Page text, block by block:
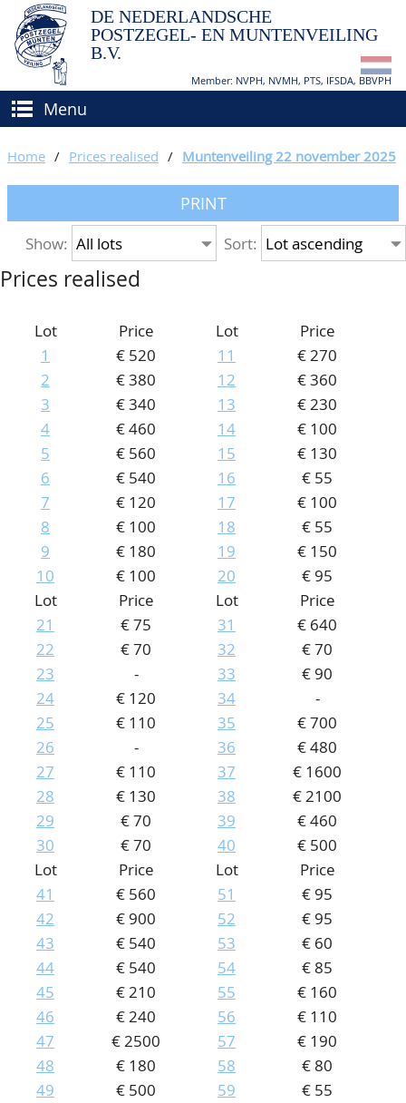
DE NEDERLANDSCHE
POSTZEGEL- EN MUNTENVEILING
B.V.
Member: NVPH, NVMH, PTS, IFSDA, BBVPH
Menu
BUY AND SELL
How to sell?
How to buy?
Conditions
BIDDING
APPRAISALS
CATALOGUE/RESULTS
GRADING
CALENDAR
ABOUT US
Our Team
80 Years NPV
CONTACT
ACCOUNT
Home / Prices realised / Muntenveiling 22 november 2025
PRINT
Show: Sort:
Prices realised
Lot
Price
1
€ 520
2
€ 380
3
€ 340
4
€ 460
5
€ 560
6
€ 540
7
€ 120
8
€ 100
9
€ 180
10
€ 100
Lot
Price
11
€ 270
12
€ 360
13
€ 230
14
€ 100
15
€ 130
16
€ 55
17
€ 100
18
€ 55
19
€ 150
20
€ 95
Lot
Price
21
€ 75
22
€ 70
23
-
24
€ 120
25
€ 110
26
-
27
€ 110
28
€ 130
29
€ 70
30
€ 70
Lot
Price
31
€ 640
32
€ 70
33
€ 90
34
-
35
€ 700
36
€ 480
37
€ 1600
38
€ 2100
39
€ 460
40
€ 500
Lot
Price
41
€ 560
42
€ 900
43
€ 540
44
€ 540
45
€ 210
46
€ 240
47
€ 2500
48
€ 180
49
€ 500
Lot
Price
51
€ 95
52
€ 95
53
€ 60
54
€ 85
55
€ 160
56
€ 110
57
€ 190
58
€ 80
59
€ 55